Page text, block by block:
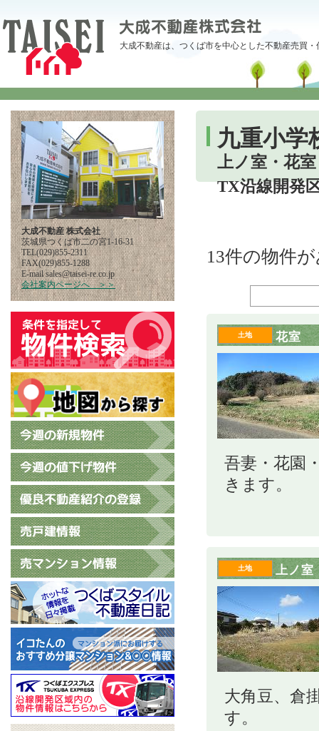
大成不動産は、つくば市を中心とした不動産売買
大成不動産 株式会社
茨城県つくば市二の宮1-16-31
TEL(029)855-2311
FAX(029)855-1288
E-mailpj.oc.er-iesiat@selas
会社案内ページへ ＞＞
九重小学
上ノ室・花
TX沿線開発
13件の物件
土地 花室
吾妻・花園
きます。
土地 上ノ室
大角豆、倉
す。